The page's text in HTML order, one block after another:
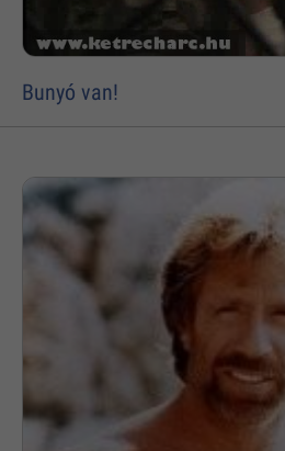
Bunyó van!